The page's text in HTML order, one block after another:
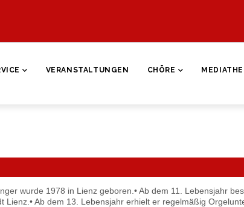
VERANSTALTUNGEN CHÖRE
wurde 1978 in Lienz geboren.• Ab dem 11. Lebensjahr
Lienz.• Ab dem 13. Lebensjahr erhielt er regelmäßig